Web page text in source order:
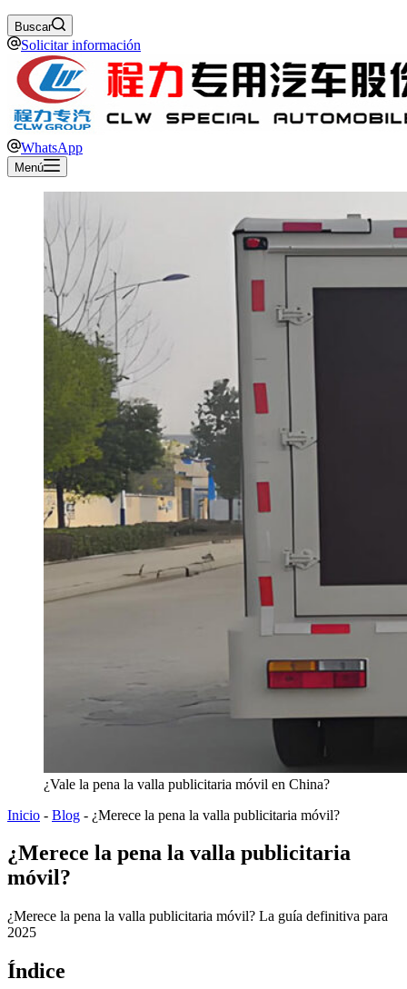
Buscar
Solicitar información
WhatsApp
Menú
¿Vale la pena la valla publicitaria móvil en China?
Inicio - Blog - ¿Merece la pena la valla publicitaria móvil?
¿Merece la pena la valla publicitaria
móvil?
¿Merece la pena la valla publicitaria móvil? La guía definitiva para
2025
Índice